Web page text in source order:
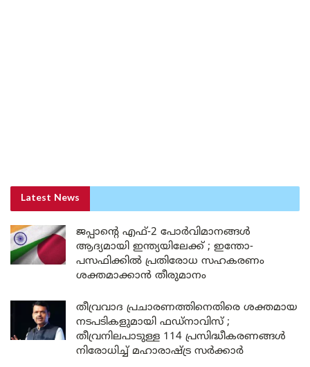
Latest News
ജപ്പാന്റെ എഫ്-2 പോർവിമാനങ്ങൾ
ആദ്യമായി ഇന്ത്യയിലേക്ക് ; ഇന്തോ-
പസഫിക്കിൽ പ്രതിരോധ സഹകരണം
ശക്തമാക്കാൻ തീരുമാനം
തീവ്രവാദ പ്രചാരണത്തിനെതിരെ ശക്തമായ
നടപടികളുമായി ഫഡ്നാവിസ് ;
തീവ്രനിലപാടുള്ള 114 പ്രസിദ്ധീകരണങ്ങൾ
നിരോധിച്ച് മഹാരാഷ്ട്ര സർക്കാർ